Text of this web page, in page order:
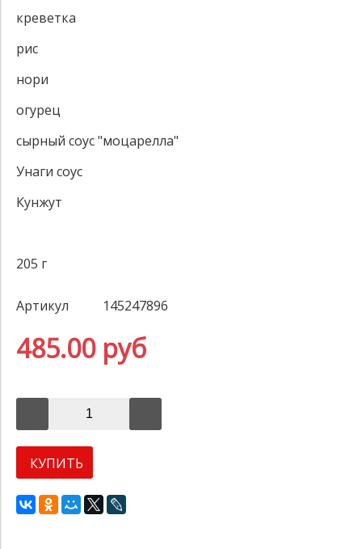
креветка
рис
нори
огурец
сырный соус "моцарелла"
Унаги соус
Кунжут
205 г
Артикул 145247896
485.00 руб
КУПИТЬ